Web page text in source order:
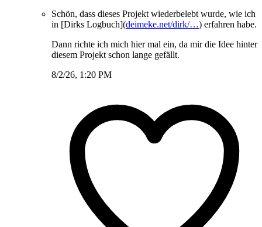
Schön, dass dieses Projekt wiederbelebt wurde, wie ich
in [Dirks Logbuch](deimeke.net/dirk/…) erfahren habe.
Dann richte ich mich hier mal ein, da mir die Idee hinter
diesem Projekt schon lange gefällt.
8/2/26, 1:20 PM